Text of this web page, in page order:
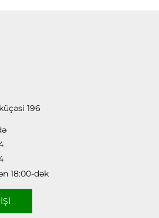
196
18:00-dək